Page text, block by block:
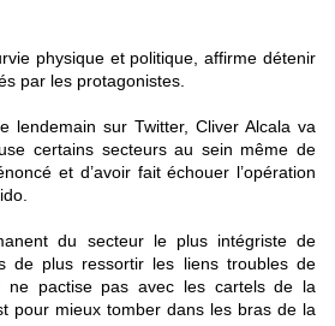
physique et politique, affirme détenir
par les protagonistes.
lendemain sur Twitter, Cliver Alcala va
certains secteurs au sein même de
et d’avoir fait échouer l’opération
du secteur le plus intégriste de
de plus ressortir les liens troubles de
ne pactise pas avec les cartels de la
pour mieux tomber dans les bras de la